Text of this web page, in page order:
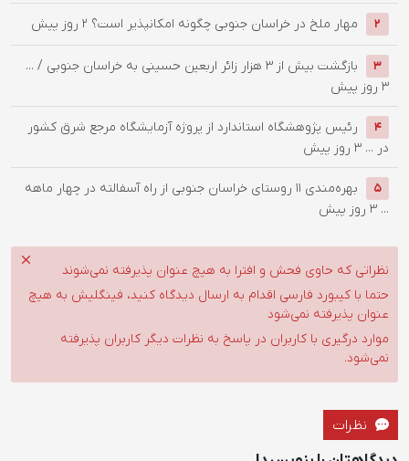
2 ‌مهار ملخ در خراسان جنوبی چگونه امکانپذیر است؟ 2 روز پیش
3
بازگشت بیش از ۳ هزار زائر اربعین حسینی به خراسان جنوبی / ...
3 روز پیش
4
رئیس پژوهشگاه استاندارد از پروژه آزمایشگاه مرجع شرق کشور
در ... 3 روز پیش
5
بهره‌مندی ۱۱ روستای خراسان جنوبی از راه آسفالته در چهار ماهه
... 3 روز پیش
نظراتی که حاوی فحش و افترا به هیچ عنوان پذیرفته نمی‌شوند
حتما با کیبورد فارسی اقدام به ارسال دیدگاه کنید، فینگلیش به هیچ
عنوان پذیرفته نمی‌شود
موارد درگیری با کاربران در پاسخ به نظرات دیگر کاربران پذیرفته
نمی‌شود.
نظرات